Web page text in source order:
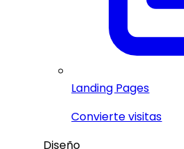
Landing Pages
Convierte visitas
Diseño